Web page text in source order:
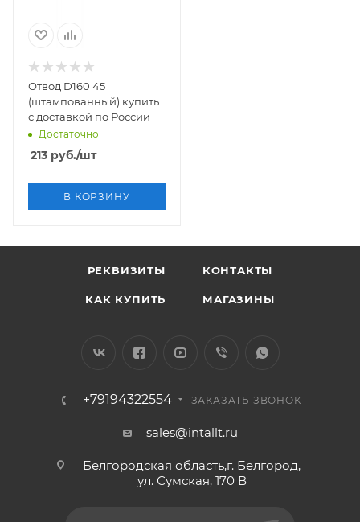
Отвод D160 45
(штампованный) купить
с доставкой по России
Достаточно
213 руб./шт
В КОРЗИНУ
РЕКВИЗИТЫ КОНТАКТЫ
КАК КУПИТЬ МАГАЗИНЫ
+79194322554 ЗАКАЗАТЬ ЗВОНОК
sales@intallt.ru
Белгородская область,г. Белгород,
ул. Сумская, 170 В